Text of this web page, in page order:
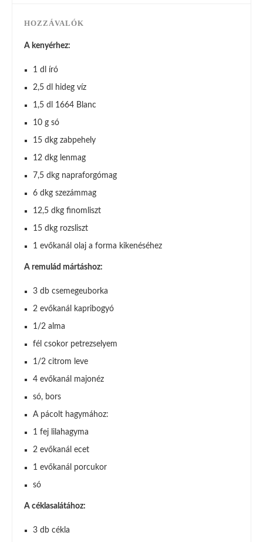
HOZZÁVALÓK
A kenyérhez:
1 dl író
2,5 dl hideg víz
1,5 dl 1664 Blanc
10 g só
15 dkg zabpehely
12 dkg lenmag
7,5 dkg napraforgómag
6 dkg szezámmag
12,5 dkg finomliszt
15 dkg rozsliszt
1 evőkanál olaj a forma kikenéséhez
A remulád mártáshoz:
3 db csemegeuborka
2 evőkanál kapribogyó
1/2 alma
fél csokor petrezselyem
1/2 citrom leve
4 evőkanál majonéz
só, bors
A pácolt hagymához:
1 fej lilahagyma
2 evőkanál ecet
1 evőkanál porcukor
só
A céklasalátához:
3 db cékla